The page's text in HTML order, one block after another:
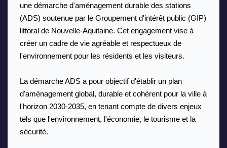
une démarche d'aménagement durable des stations
(ADS) soutenue par le Groupement d'intérêt public (GIP)
littoral de Nouvelle-Aquitaine. Cet engagement vise à
créer un cadre de vie agréable et respectueux de
l'environnement pour les résidents et les visiteurs.
La démarche ADS a pour objectif d'établir un plan
d'aménagement global, durable et cohérent pour la ville à
l'horizon 2030-2035, en tenant compte de divers enjeux
tels que l'environnement, l'économie, le tourisme et la
sécurité.